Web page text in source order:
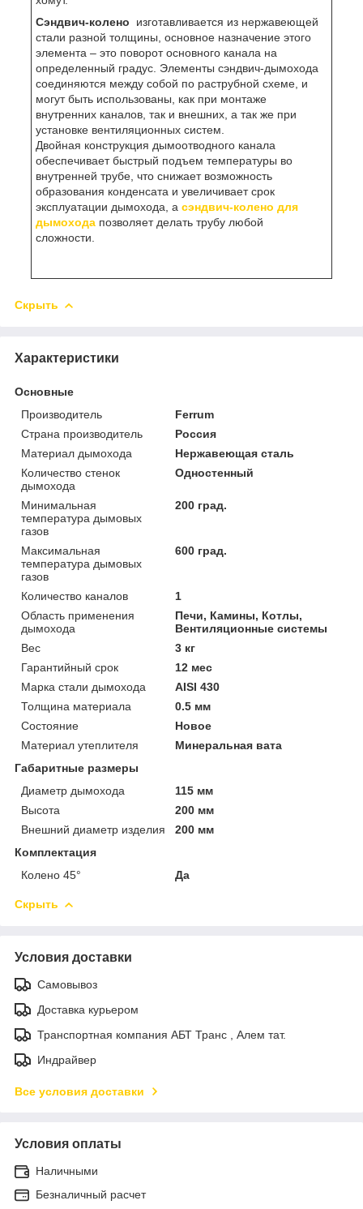
Сэндвич-колено изготавливается из нержавеющей
стали разной толщины, основное назначение этого
элемента – это поворот основного канала на
определенный градус. Элементы сэндвич-дымохода
соединяются между собой по раструбной схеме, и
могут быть использованы, как при монтаже
внутренних каналов, так и внешних, а так же при
установке вентиляционных систем.
Двойная конструкция дымоотводного канала
обеспечивает быстрый подъем температуры во
внутренней трубе, что снижает возможность
образования конденсата и увеличивает срок
эксплуатации дымохода, а сэндвич-колено для
дымохода позволяет делать трубу любой
сложности.
Скрыть
Характеристики
Основные
Производитель
Ferrum
Страна производитель
Россия
Материал дымохода
Нержавеющая сталь
Количество стенок
дымохода
Одностенный
Минимальная
температура дымовых
газов
200 град.
Максимальная
температура дымовых
газов
600 град.
Количество каналов
1
Область применения
дымохода
Печи, Камины, Котлы,
Вентиляционные системы
Вес
3 кг
Гарантийный срок
12 мес
Марка стали дымохода
AISI 430
Толщина материала
0.5 мм
Состояние
Новое
Материал утеплителя
Минеральная вата
Габаритные размеры
Диаметр дымохода
115 мм
Высота
200 мм
Внешний диаметр изделия
200 мм
Комплектация
Колено 45°
Да
Скрыть
Условия доставки
Самовывоз
Доставка курьером
Транспортная компания АБТ Транс , Алем тат.
Индрайвер
Все условия доставки
Условия оплаты
Наличными
Безналичный расчет